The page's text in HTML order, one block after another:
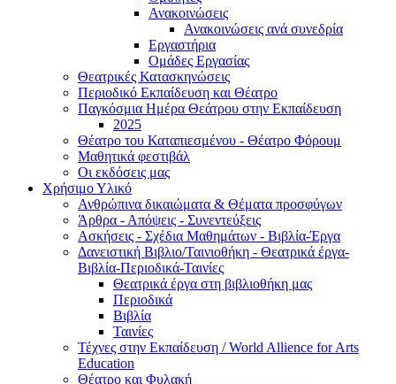
Ανακοινώσεις
Ανακοινώσεις ανά συνεδρία
Εργαστήρια
Ομάδες Εργασίας
Θεατρικές Κατασκηνώσεις
Περιοδικό Εκπαίδευση και Θέατρο
Παγκόσμια Ημέρα Θεάτρου στην Εκπαίδευση
2025
Θέατρο του Καταπιεσμένου - Θέατρο Φόρουμ
Μαθητικά φεστιβάλ
Οι εκδόσεις μας
Χρήσιμο Υλικό
Ανθρώπινα δικαιώματα & Θέματα προσφύγων
Άρθρα - Απόψεις - Συνεντεύξεις
Ασκήσεις - Σχέδια Μαθημάτων - Βιβλία-Έργα
Δανειστική Βιβλιο/Ταινιοθήκη - Θεατρικά έργα-
Βιβλία-Περιοδικά-Ταινίες
Θεατρικά έργα στη βιβλιοθήκη μας
Περιοδικά
Βιβλία
Ταινίες
Τέχνες στην Εκπαίδευση / World Allience for Arts
Education
Θέατρο και Φυλακή